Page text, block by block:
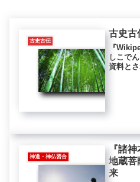
古史古伝
古史古
『
しこで
資料と
神道・神仏習合
『諸
地蔵菩
来